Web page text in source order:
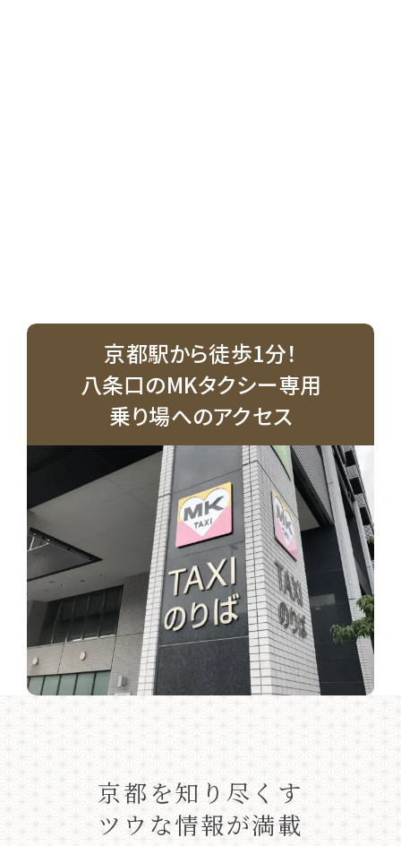
京都駅から徒歩1分！
八条口のMKタクシー専用
乗り場へのアクセス
京都を知り尽くす
ツウな情報が満載